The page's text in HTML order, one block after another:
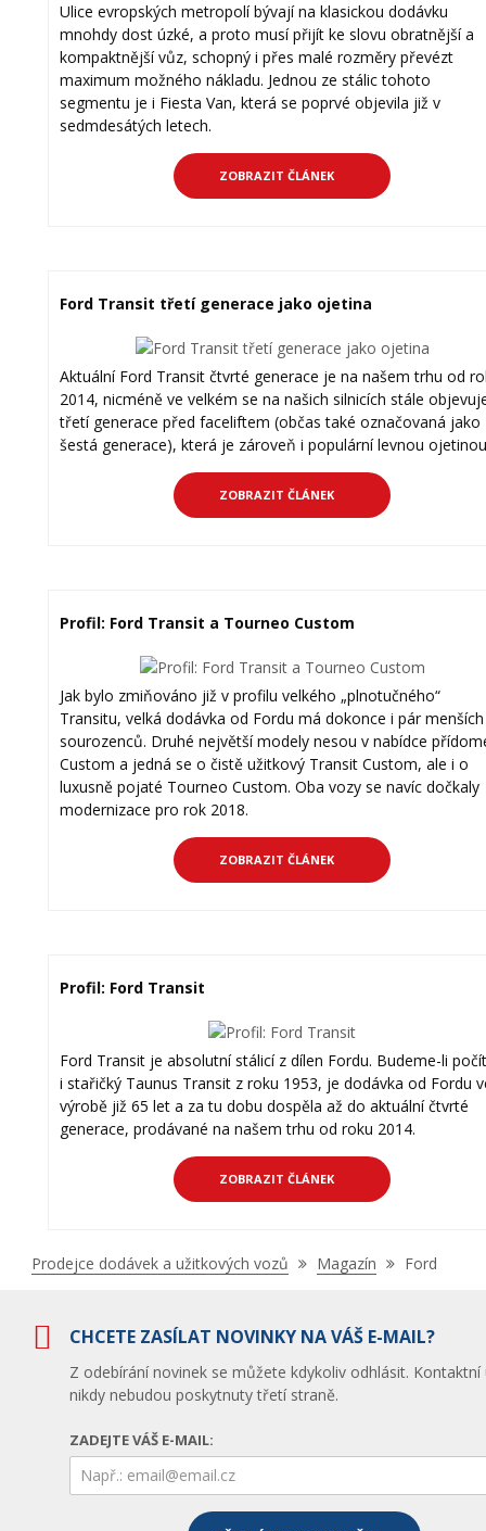
Ulice evropských metropolí bývají na klasickou dodávku
mnohdy dost úzké, a proto musí přijít ke slovu obratnější a
kompaktnější vůz, schopný i přes malé rozměry převézt
maximum možného nákladu. Jednou ze stálic tohoto
segmentu je i Fiesta Van, která se poprvé objevila již v
sedmdesátých letech.
ZOBRAZIT ČLÁNEK
Ford Transit třetí generace jako ojetina
Aktuální Ford Transit čtvrté generace je na našem trhu od
2014, nicméně ve velkém se na našich silnicích stále
třetí generace před faceliftem (občas také označovaná jako
šestá generace), která je zároveň i populární levnou
ZOBRAZIT ČLÁNEK
Profil: Ford Transit a Tourneo Custom
Jak bylo zmiňováno již v profilu velkého „plnotučného“
Transitu, velká dodávka od Fordu má dokonce i pár menších
sourozenců. Druhé největší modely nesou v nabídce
Custom a jedná se o čistě užitkový Transit Custom, ale i o
luxusně pojaté Tourneo Custom. Oba vozy se navíc dočkaly
modernizace pro rok 2018.
ZOBRAZIT ČLÁNEK
Profil: Ford Transit
Ford Transit je absolutní stálicí z dílen Fordu. Budeme-li
i stařičký Taunus Transit z roku 1953, je dodávka od Fordu
výrobě již 65 let a za tu dobu dospěla až do aktuální čtvrté
generace, prodávané na našem trhu od roku 2014.
ZOBRAZIT ČLÁNEK
Prodejce dodávek a užitkových vozů Magazín Ford
CHCETE ZASÍLAT NOVINKY NA VÁŠ E-MAIL?
Z odebírání novinek se můžete kdykoliv odhlásit. Kontaktní
nikdy nebudou poskytnuty třetí straně.
ZADEJTE VÁŠ E-MAIL: